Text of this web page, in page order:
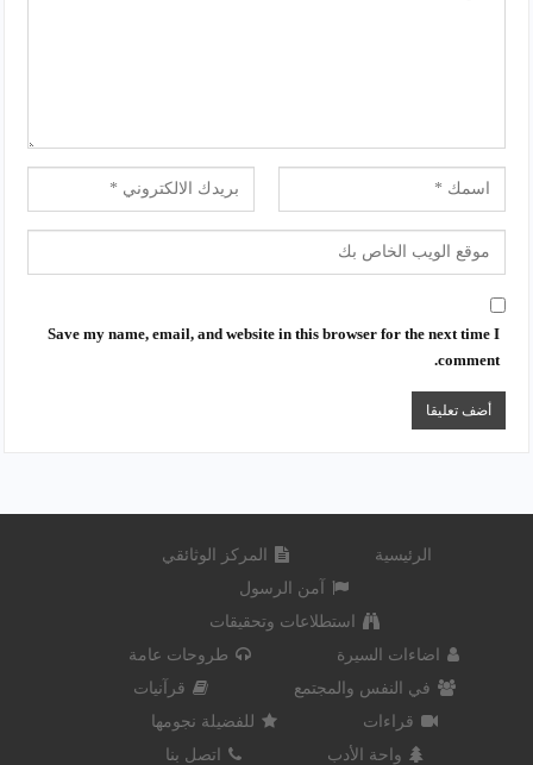
Save my name, email, and website in this browser for the next time I
comment.
الرئيسية
المركز الوثائقي
آمن الرسول
استطلاعات وتحقيقات
اضاءات السيرة
طروحات عامة
في النفس والمجتمع
قرآنيات
قراءات
للفضيلة نجومها
واحة الأدب
اتصل بنا